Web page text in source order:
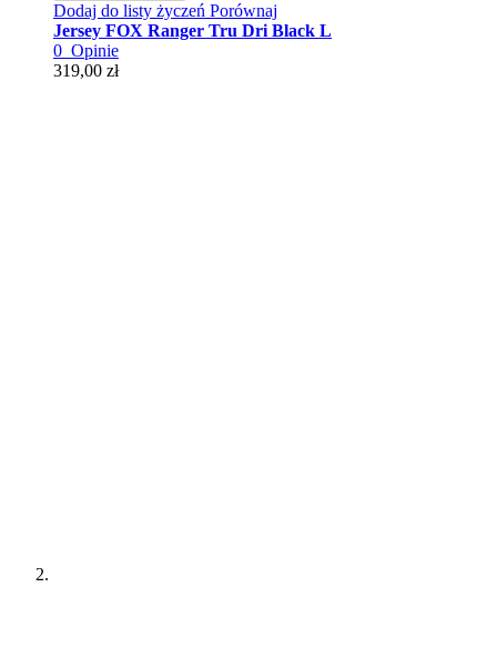
Dodaj do listy życzeń Porównaj
Jersey FOX Ranger Tru Dri Black L
0 Opinie
319,00 zł